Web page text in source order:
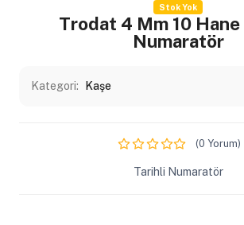
Stok Yok
Trodat 4 Mm 10
Numaratör
Kategori: Kaşe
(0 Yorum)
Tarihli Numaratör